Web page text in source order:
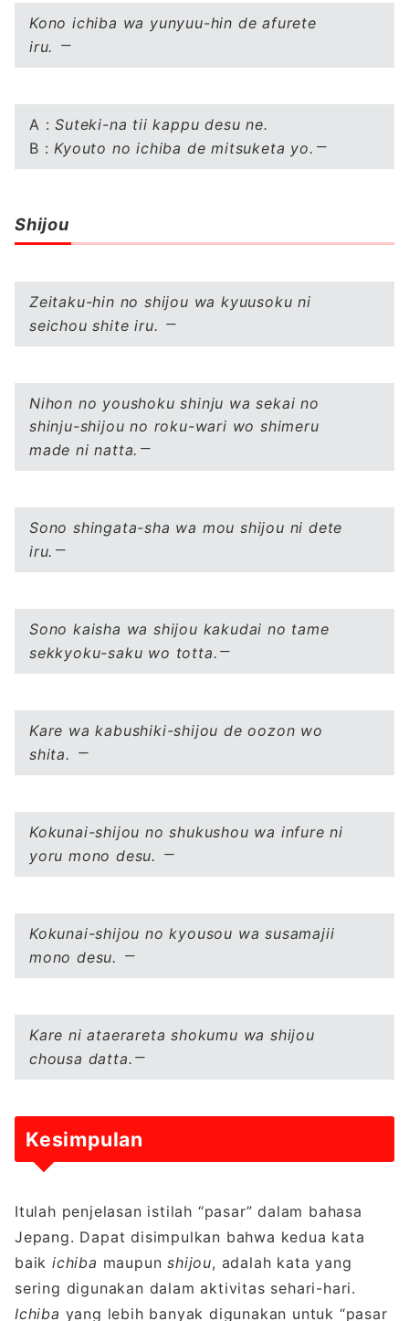
Kono ichiba wa yunyuu-hin de afurete
iru.
A :Suteki-na tii kappu desu ne.
B :Kyouto no ichiba de mitsuketa yo.
Shijou
Zeitaku-hin no shijou wa kyuusoku ni
seichou shite iru.
Nihon no youshoku shinju wa sekai no
shinju-shijou no roku-wari wo shimeru
made ni natta.
Sono shingata-sha wa mou shijou ni dete
iru.
Sono kaisha wa shijou kakudai no tame
sekkyoku-saku wo totta.
Kare wa kabushiki-shijou de oozon wo
shita.
Kokunai-shijou no shukushou wa infure ni
yoru mono desu.
Kokunai-shijou no kyousou wa susamajii
mono desu.
Kare ni ataerareta shokumu wa shijou
chousa datta.
Kesimpulan
Itulah penjelasan istilah “pasar” dalam bahasa
Jepang. Dapat disimpulkan bahwa kedua kata
baik ichiba maupunshijou, adalah kata yang
sering digunakan dalam aktivitas sehari-hari.
Ichiba yang lebih banyak digunakan untuk “pasar